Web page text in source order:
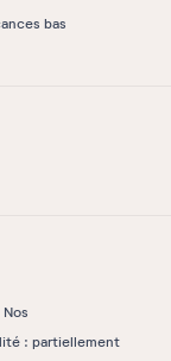
bas
Nos
: partiellement